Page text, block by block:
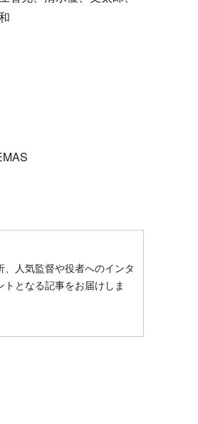
人気監督や役者へのインタ
となる記事をお届けしま